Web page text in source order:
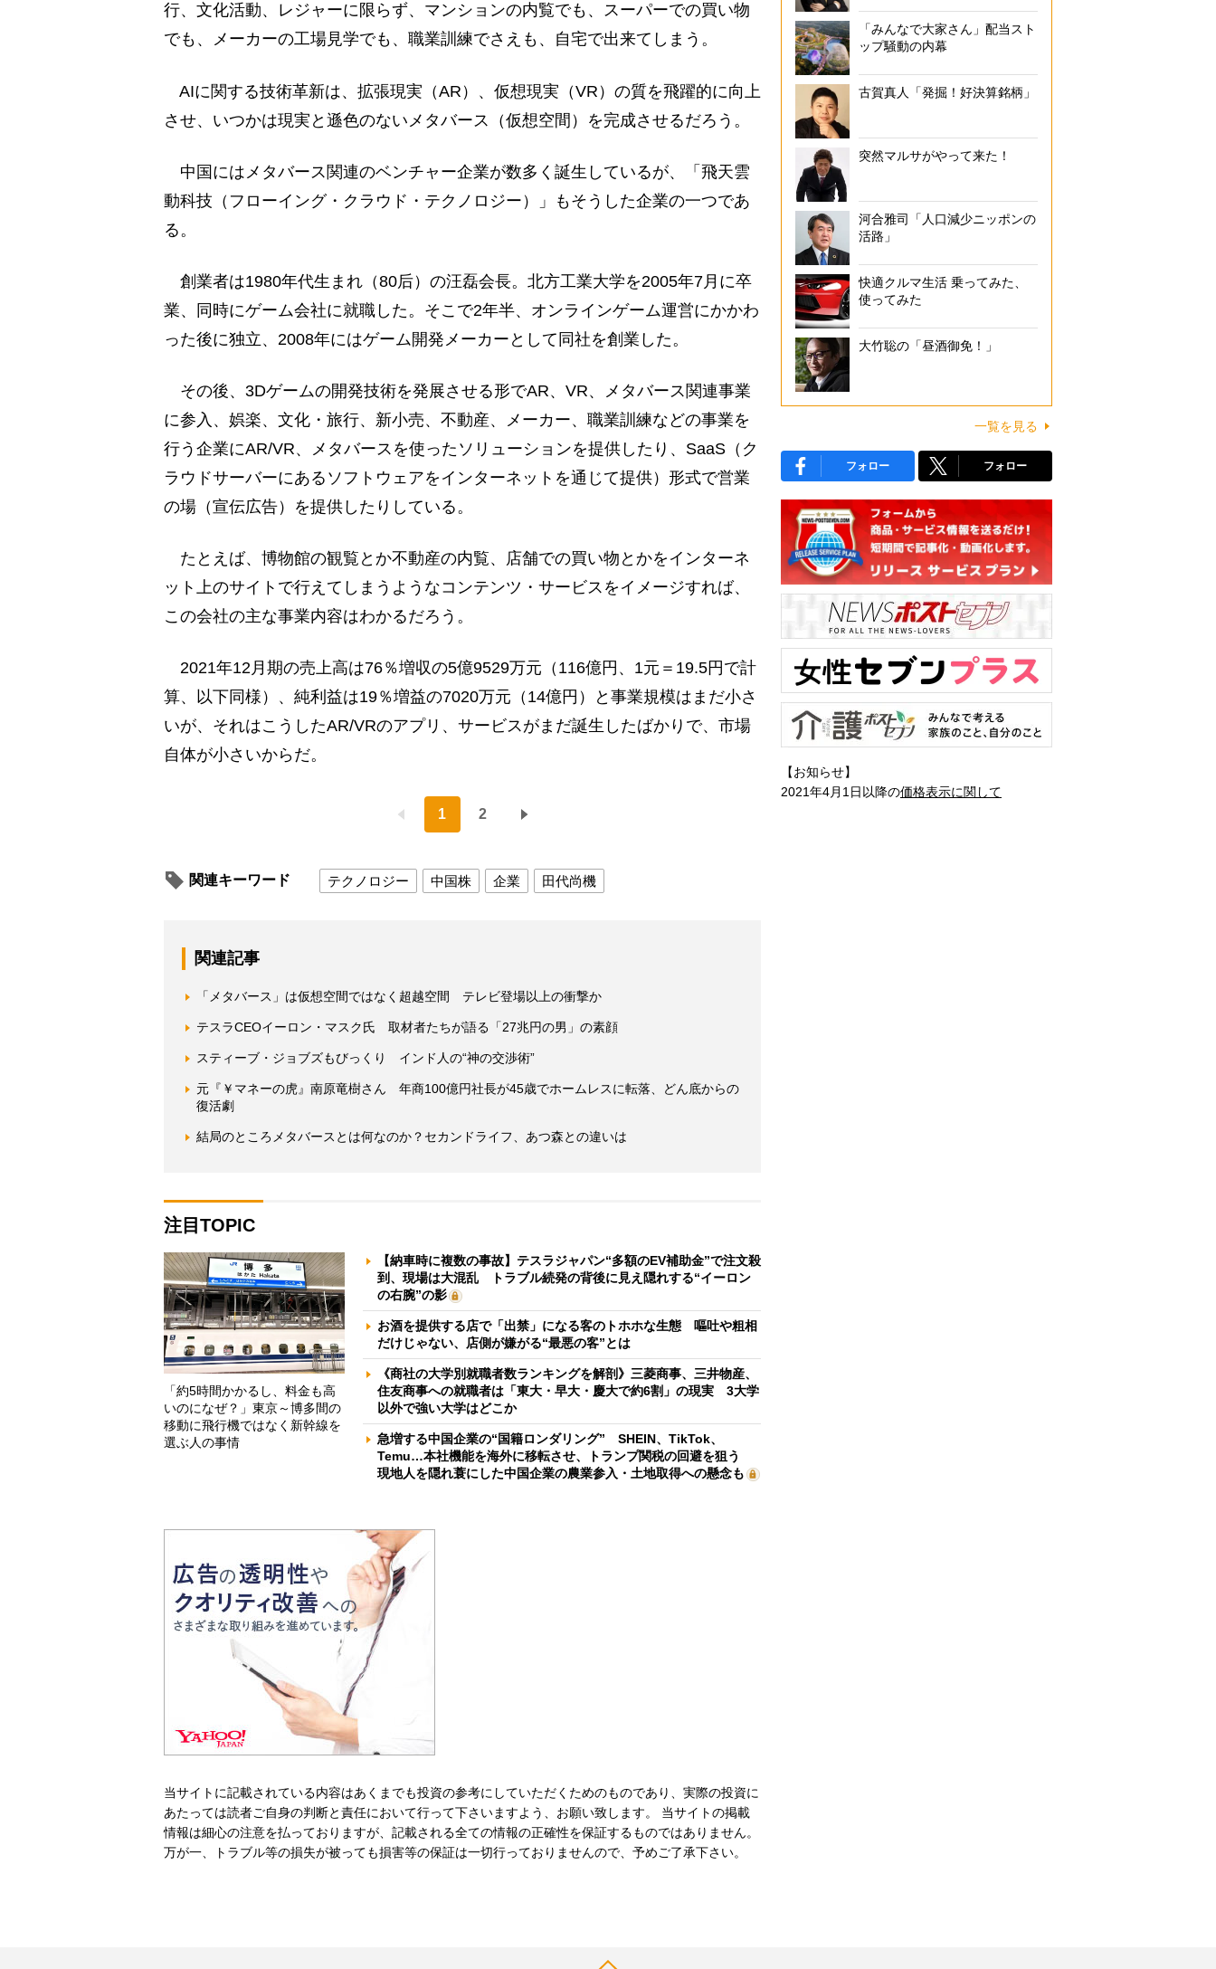
行、文化活動、レジャーに限らず、マンションの内覧でも、スーパーでの買い物
でも、メーカーの工場見学でも、職業訓練でさえも、自宅で出来てしまう。
AIに関する技術革新は、拡張現実（AR）、仮想現実（VR）の質を飛躍的に向上
させ、いつかは現実と遜色のないメタバース（仮想空間）を完成させるだろう。
中国にはメタバース関連のベンチャー企業が数多く誕生しているが、「飛天雲
動科技（フローイング・クラウド・テクノロジー）」もそうした企業の一つであ
る。
創業者は1980年代生まれ（80后）の汪磊会長。北方工業大学を2005年7月に卒
業、同時にゲーム会社に就職した。そこで2年半、オンラインゲーム運営にかかわ
った後に独立、2008年にはゲーム開発メーカーとして同社を創業した。
その後、3Dゲームの開発技術を発展させる形でAR、VR、メタバース関連事業
に参入、娯楽、文化・旅行、新小売、不動産、メーカー、職業訓練などの事業を
行う企業にAR/VR、メタバースを使ったソリューションを提供したり、SaaS（ク
ラウドサーバーにあるソフトウェアをインターネットを通じて提供）形式で営業
の場（宣伝広告）を提供したりしている。
たとえば、博物館の観覧とか不動産の内覧、店舗での買い物とかをインターネ
ット上のサイトで行えてしまうようなコンテンツ・サービスをイメージすれば、
この会社の主な事業内容はわかるだろう。
2021年12月期の売上高は76％増収の5億9529万元（116億円、1元＝19.5円で計
算、以下同様）、純利益は19％増益の7020万元（14億円）と事業規模はまだ小さ
いが、それはこうしたAR/VRのアプリ、サービスがまだ誕生したばかりで、市場
自体が小さいからだ。
1 2
関連キーワード テクノロジー 中国株 企業 田代尚機
関連記事
「メタバース」は仮想空間ではなく超越空間 テレビ登場以上の衝撃か
テスラCEOイーロン・マスク氏 取材者たちが語る「27兆円の男」の素顔
スティーブ・ジョブズもびっくり インド人の“神の交渉術”
元『￥マネーの虎』南原竜樹さん 年商100億円社長が45歳でホームレスに転落、どん底からの
復活劇
結局のところメタバースとは何なのか？セカンドライフ、あつ森との違いは
注目TOPIC
「約5時間かかるし、料金も高
いのになぜ？」東京～博多間の
移動に飛行機ではなく新幹線を
選ぶ人の事情
【納車時に複数の事故】テスラジャパン“多額のEV補助金”で注文殺
到、現場は大混乱 トラブル続発の背後に見え隠れする“イーロン
の右腕”の影
お酒を提供する店で「出禁」になる客のトホホな生態 嘔吐や粗相
だけじゃない、店側が嫌がる“最悪の客”とは
《商社の大学別就職者数ランキングを解剖》三菱商事、三井物産、
住友商事への就職者は「東大・早大・慶大で約6割」の現実 3大学
以外で強い大学はどこか
急増する中国企業の“国籍ロンダリング” SHEIN、TikTok、
Temu…本社機能を海外に移転させ、トランプ関税の回避を狙う
現地人を隠れ蓑にした中国企業の農業参入・土地取得への懸念も
当サイトに記載されている内容はあくまでも投資の参考にしていただくためのものであり、実際の投資に
あたっては読者ご自身の判断と責任において行って下さいますよう、お願い致します。 当サイトの掲載
情報は細心の注意を払っておりますが、記載される全ての情報の正確性を保証するものではありません。
万が一、トラブル等の損失が被っても損害等の保証は一切行っておりませんので、予めご了承下さい。
「みんなで大家さん」配当スト
ップ騒動の内幕
古賀真人「発掘！好決算銘柄」
突然マルサがやって来た！
河合雅司「人口減少ニッポンの
活路」
快適クルマ生活 乗ってみた、
使ってみた
大竹聡の「昼酒御免！」
一覧を見る
フォロー フォロー
【お知らせ】
2021年4月1日以降の価格表示に関して